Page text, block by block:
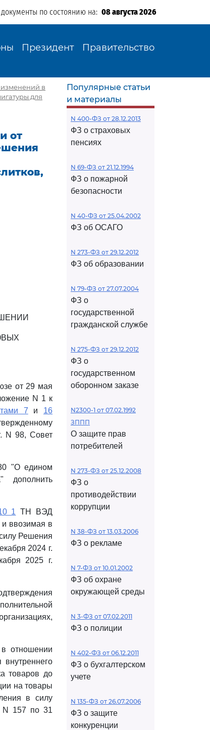
по состоянию на: 08 августа 2026
Президент Правительство
изменений в
для
от
от 29 мая
N 1 к
7 и 16
N 98, Совет
"О едином
дополнить
1 ТН ВЭД
и ввозимая в
Решения
2024 г.
2025 г.
в отношении
товаров до
на товары
в силу
N 157 по 31
Популярные статьи
и материалы
N 400-ФЗ от 28.12.2013
ФЗ о страховых
пенсиях
N 69-ФЗ от 21.12.1994
ФЗ о пожарной
безопасности
N 40-ФЗ от 25.04.2002
ФЗ об ОСАГО
N 273-ФЗ от 29.12.2012
ФЗ об образовании
N 79-ФЗ от 27.07.2004
ФЗ о
государственной
гражданской службе
N 275-ФЗ от 29.12.2012
ФЗ о
государственном
оборонном заказе
N2300-1 от 07.02.1992
ЗППП
О защите прав
потребителей
N 273-ФЗ от 25.12.2008
ФЗ о
противодействии
коррупции
N 38-ФЗ от 13.03.2006
ФЗ о рекламе
N 7-ФЗ от 10.01.2002
ФЗ об охране
окружающей среды
N 3-ФЗ от 07.02.2011
ФЗ о полиции
N 402-ФЗ от 06.12.2011
ФЗ о бухгалтерском
учете
N 135-ФЗ от 26.07.2006
ФЗ о защите
конкуренции